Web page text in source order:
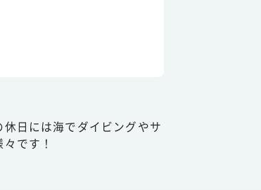
日には海でダイビングやサ
です！